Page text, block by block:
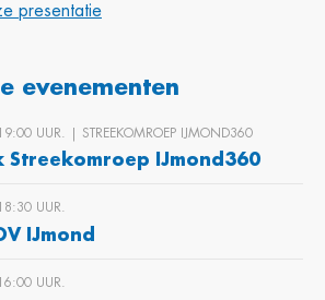
presentatie
evenementen
UUR. | STREEKOMROEP IJMOND360
Streekomroep IJmond360
UUR.
IJmond
UUR.